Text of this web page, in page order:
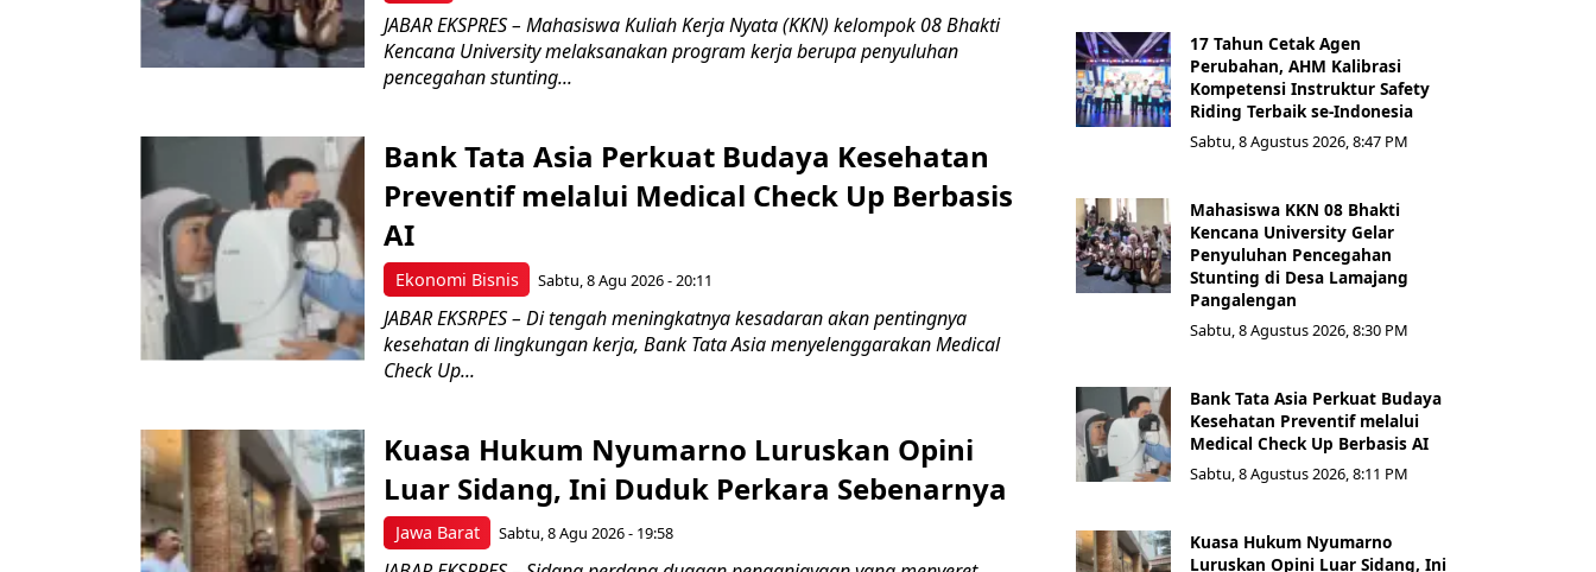
JABAR EKSPRES – Mahasiswa Kuliah Kerja Nyata (KKN) kelompok 08 Bhakti
Kencana University melaksanakan program kerja berupa penyuluhan
pencegahan stunting...
Ekonomi Bisnis
Bank Tata Asia Perkuat Budaya Kesehatan
Preventif melalui Medical Check Up Berbasis
AI
Sabtu, 8 Agu 2026 - 20:11
JABAR EKSRPES – Di tengah meningkatnya kesadaran akan pentingnya
kesehatan di lingkungan kerja, Bank Tata Asia menyelenggarakan Medical
Check Up...
Jawa Barat
Kuasa Hukum Nyumarno Luruskan Opini
Luar Sidang, Ini Duduk Perkara Sebenarnya ​
Sabtu, 8 Agu 2026 - 19:58
17 Tahun Cetak Agen
Perubahan, AHM Kalibrasi
Kompetensi Instruktur Safety
Riding Terbaik se-Indonesia
Sabtu, 8 Agustus 2026, 8:47 PM
Mahasiswa KKN 08 Bhakti
Kencana University Gelar
Penyuluhan Pencegahan
Stunting di Desa Lamajang
Pangalengan
Sabtu, 8 Agustus 2026, 8:30 PM
Bank Tata Asia Perkuat Budaya
Kesehatan Preventif melalui
Medical Check Up Berbasis AI
Sabtu, 8 Agustus 2026, 8:11 PM
Kuasa Hukum Nyumarno
Luruskan Opini Luar Sidang, Ini